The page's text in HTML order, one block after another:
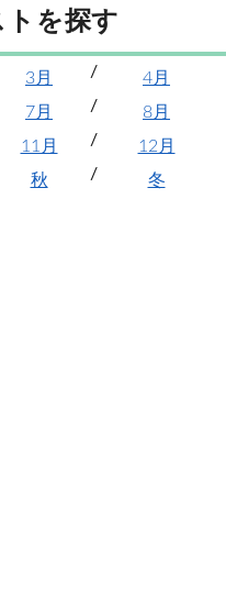
を探す
3月
4月
7月
8月
11月
12月
秋 冬